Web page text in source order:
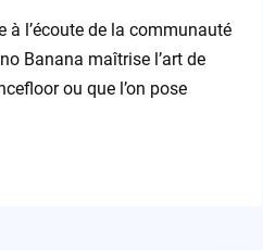
l’écoute de la communauté
Banana maîtrise l’art de
ou que l’on pose